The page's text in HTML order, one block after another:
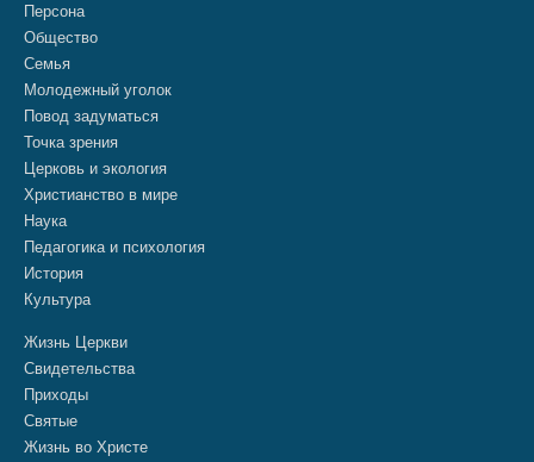
Персона
Общество
Семья
Молодежный уголок
Повод задуматься
Точка зрения
Церковь и экология
Христианство в мире
Наука
Педагогика и психология
История
Культура
Жизнь Церкви
Свидетельства
Приходы
Святые
Жизнь во Христе